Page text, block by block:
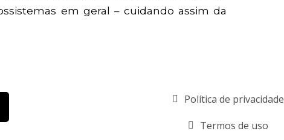
em geral – cuidando assim da
Política de privacidade
Termos de uso